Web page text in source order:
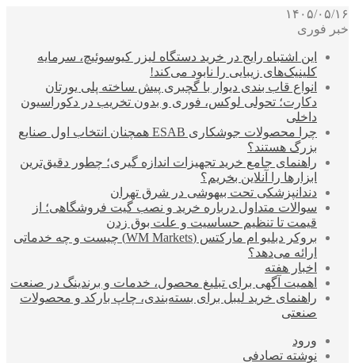
۱۴۰۵/۰۵/۱۶
خبر فوری
این اشتباه رایج در خرید دستگاه لیزر کیوسوئیچ، سرمایه
کلینیک‌های زیبایی را نابود می‌کند!
انواع قاب بندی دیوار با گچبری پیش ساخته پلی یورتان
دکارت؛ تحولی لوکس، فوری و بدون تخریب در دکوراسیون
داخلی
چرا محصولات جوشکاری ESAB همچنان انتخاب اول صنایع
بزرگ هستند؟
راهنمای جامع خرید تجهیزات اندازه گیری؛ چطور دقیق‌ترین
ابزارها را آنلاین بخریم؟
دندانپزشکی تحت بیهوشی در شرق تهران
سوالات متداول درباره خرید و نصب گیت فروشگاهی؛ از
قیمت تا تنظیم حساسیت و علت بوق زدن
بروکر دبلیو ام مارکتس (WM Markets) چیست و چه خدماتی
ارائه می‌دهد؟
اخبار هفته
اهمیت آگهی برای تبلیغ محصول، خدمات و برندینگ در صنعت
راهنمای خرید لیبل برای بسته‌بندی، چاپ بارکد و محصولات
صنعتی
ورود
نوشته تصادفی